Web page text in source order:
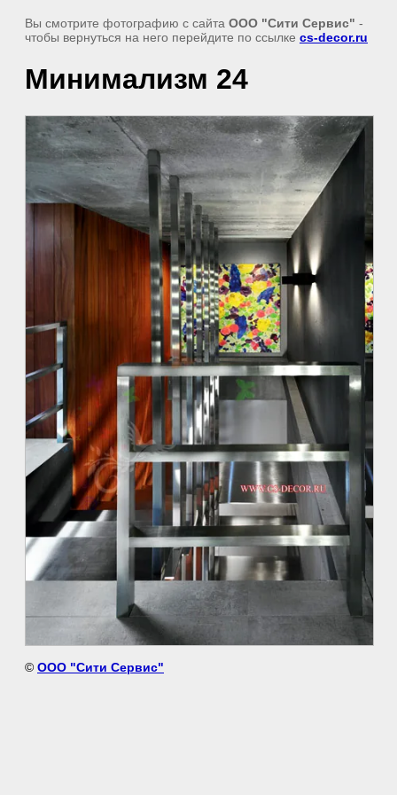
Вы смотрите фотографию с сайта ООО "Сити Сервис" -
чтобы вернуться на него перейдите по ссылке cs-decor.ru
Минимализм 24
© ООО "Сити Сервис"